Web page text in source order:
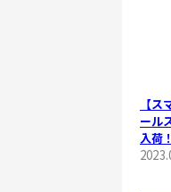
【
ール
入荷！